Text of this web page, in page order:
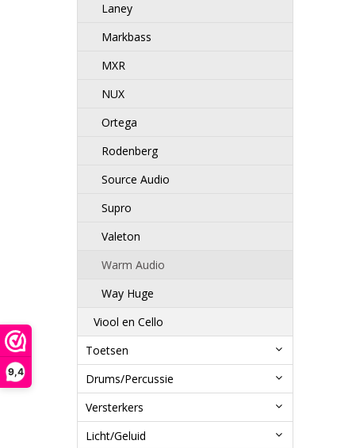
9,4
Laney
Markbass
MXR
NUX
Ortega
Rodenberg
Source Audio
Supro
Valeton
Warm Audio
Way Huge
Viool en Cello
Toetsen
Drums/Percussie
Versterkers
Licht/Geluid